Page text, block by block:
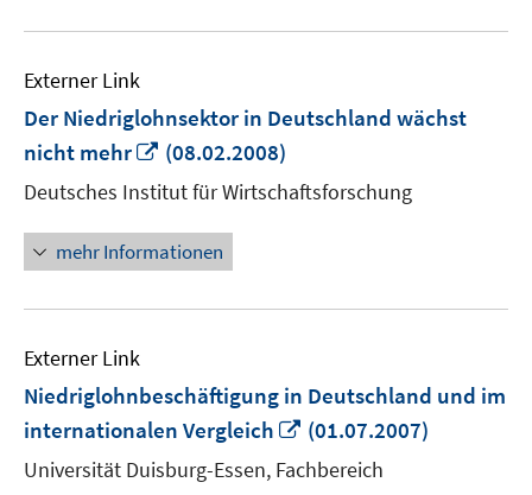
Externer Link
Der Niedriglohnsektor in Deutschland wächst
nicht mehr
In
neuem
Fenster
öffnen
(08.02.2008)
Deutsches Institut für Wirtschaftsforschung
mehr Informationen
Externer Link
Niedriglohnbeschäftigung in Deutschland und im
internationalen Vergleich
In
neuem
Fenster
(01.07.2007)
Universität Duisburg-Essen, Fachbereich